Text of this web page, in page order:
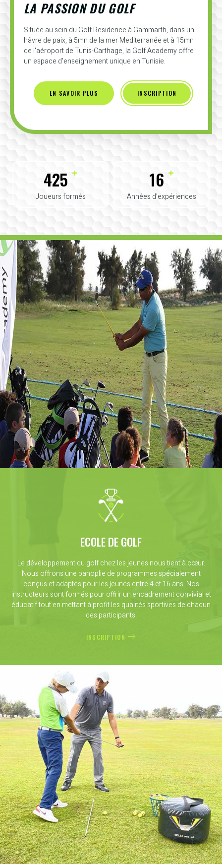
LA PASSION DU GOLF
Située au sein du Golf Residence à Gammarth, dans un
hâvre de paix, à 5mn de la mer Mediterranée et à 15mn
de l'aéroport de Tunis-Carthage, la Golf Academy offre
un espace d'enseignement unique en Tunisie.
EN SAVOIR PLUS INSCRIPTION
425 +
Joueurs formés
16 +
Années d'expériences
ECOLE DE GOLF
Le développement du golf chez les jeunes nous tient à cœur.
Nous offrons une panoplie de programmes spécialement
conçus et adaptés pour les jeunes entre 4 et 16 ans. Nos
instructeurs sont formés pour offrir un encadrement convivial et
éducatif tout en mettant à profit les qualités sportives de chacun
des participants.
INSCRIPTION